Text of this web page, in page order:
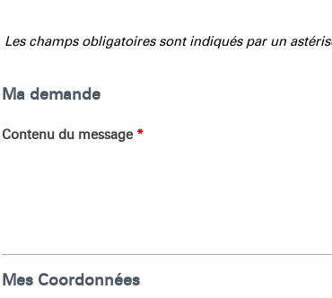
Les champs obligatoires sont indiqués par un
Ma demande
Contenu du message *
Mes Coordonnées